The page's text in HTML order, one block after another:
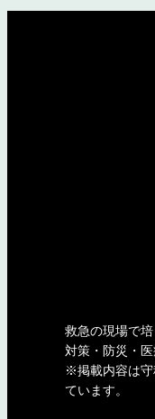
救急の現場で
対策・防災・
※掲載内容は守
ています。